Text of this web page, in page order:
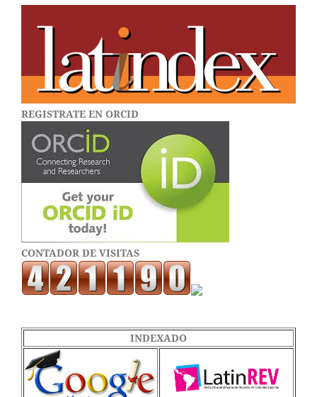
REGISTRATE EN ORCID
CONTADOR DE VISITAS
INDEXADO